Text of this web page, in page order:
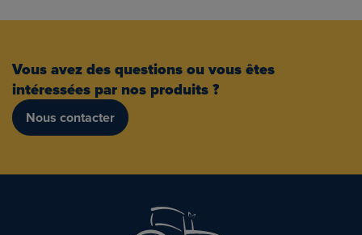
Vous avez des questions ou vous êtes
intéressées par nos produits ?
Nous contacter